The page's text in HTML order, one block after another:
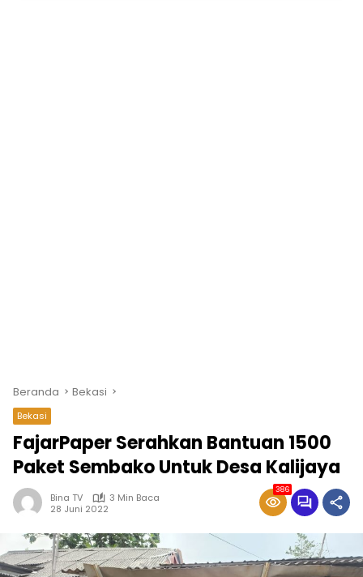
Beranda Bekasi
Bekasi
FajarPaper Serahkan Bantuan 1500
Paket Sembako Untuk Desa Kalijaya
Bina TV
3 Min Baca
28 Juni 2022
386